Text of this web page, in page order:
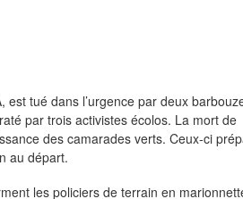
tué dans l’urgence par deux
par trois activistes écolos. La mort de
des camarades verts. Ceux-ci
au départ.
les policiers de terrain en